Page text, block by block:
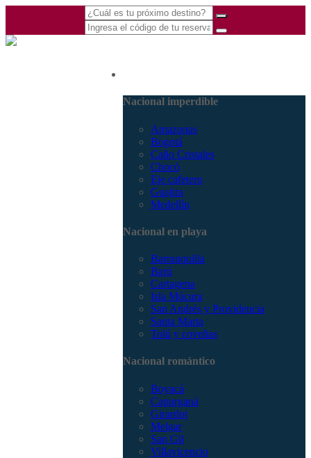
Nacional imperdible
Amazonas
Bogotá
Caño Cristales
Chocó
Eje cafetero
Guajira
Medellín
Nacional en playa
Barranquilla
Barú
Cartagena
Isla Múcura
San Andrés y Providencia
Santa Marta
Tolú y coveñas
Nacional romántico
Boyacá
Capurganá
Girardot
Melgar
San Gil
Villavicencio